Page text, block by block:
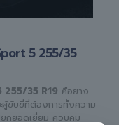
5 255/35
35 R19 คือยาง
ผู้ขับขี่ที่ต้องการทั้งความ
ยกยอดเยี่ยม ควบคุม